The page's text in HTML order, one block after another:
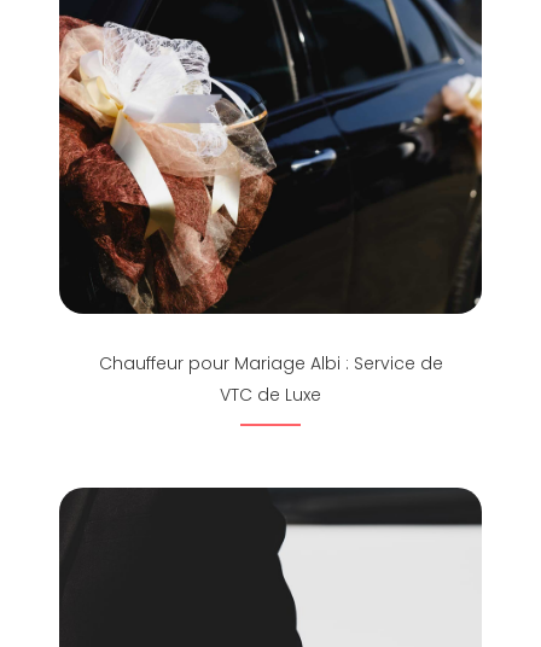
Chauffeur pour Mariage Albi : Service de
VTC de Luxe